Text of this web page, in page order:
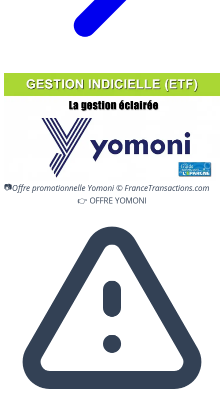
Offre promotionnelle Yomoni © FranceTransactions.com
👉 OFFRE YOMONI